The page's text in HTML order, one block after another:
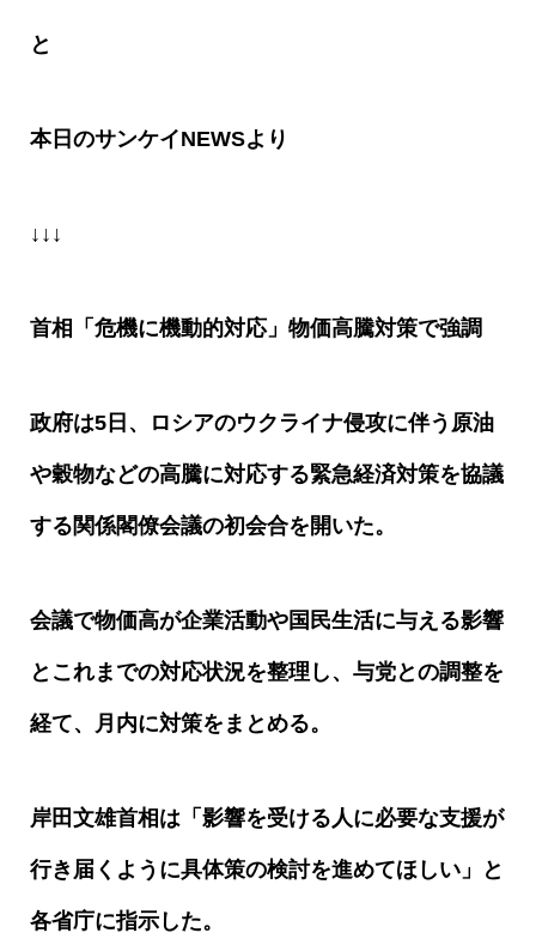
と
本日のサンケイNEWSより
↓↓↓
首相「危機に機動的対応」物価高騰対策で強調
政府は5日、ロシアのウクライナ侵攻に伴う原油
や穀物などの高騰に対応する緊急経済対策を協議
する関係閣僚会議の初会合を開いた。
会議で物価高が企業活動や国民生活に与える影響
とこれまでの対応状況を整理し、与党との調整を
経て、月内に対策をまとめる。
岸田文雄首相は「影響を受ける人に必要な支援が
行き届くように具体策の検討を進めてほしい」と
各省庁に指示した。